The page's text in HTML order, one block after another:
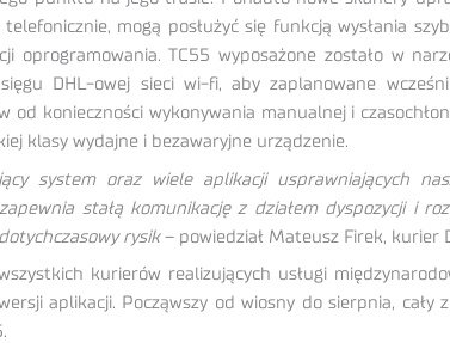
mogą posłużyć się funkcją wysłania
oprogramowania. TC55 wyposażone zostało w
DHL-owej sieci wi-fi, aby zaplanowane
od konieczności wykonywania manualnej i
klasy wydajne i bezawaryjne urządzenie.
system oraz wiele aplikacji usprawniających
stałą komunikację z działem dyspozycji i
rysik– powiedział Mateusz Firek, kurier
kurierów realizujących usługi
aplikacji. Począwszy od wiosny do sierpnia,